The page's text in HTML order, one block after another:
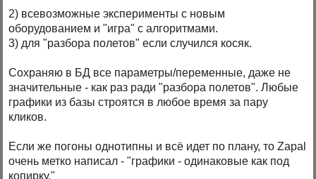
2) всевозможные эксперименты с новым
оборудованием и "игра" с алгоритмами.
3) для "разбора полетов" если случился косяк.
Сохраняю в БД все параметры/переменные, даже не
значительные - как раз ради "разбора полетов". Любые
графики из базы строятся в любое время за пару
кликов.
Если же погоны однотипны и всё идет по плану, то Zapal
очень метко написал - "графики - одинаковые как под
копирку."